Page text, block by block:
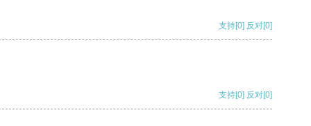
支持[0] 反对[0]
支持[0] 反对[0]